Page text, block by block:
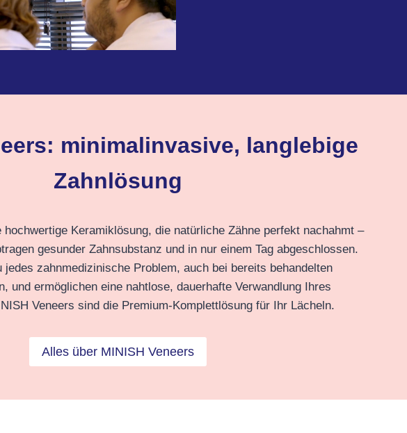
minimalinvasive, langlebige
Zahnlösung
hochwertige Keramiklösung, die natürliche Zähne perfekt nachahmt –
gesunder Zahnsubstanz und in nur einem Tag abgeschlossen.
jedes zahnmedizinische Problem, auch bei bereits behandelten
und ermöglichen eine nahtlose, dauerhafte Verwandlung Ihres
Veneers sind die Premium-Komplettlösung für Ihr Lächeln.
Alles über MINISH Veneers